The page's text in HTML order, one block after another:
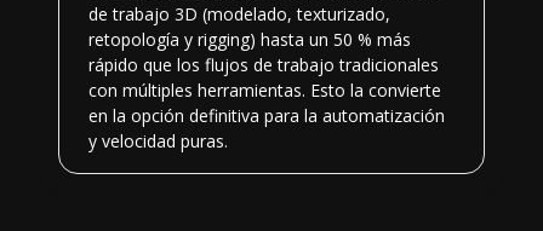
de trabajo 3D (modelado, texturizado,
retopología y rigging) hasta un 50 % más
rápido que los flujos de trabajo tradicionales
con múltiples herramientas. Esto la convierte
en la opción definitiva para la automatización
y velocidad puras.